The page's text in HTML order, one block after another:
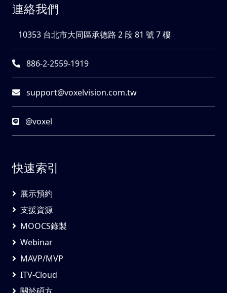
連絡我們
10353 台北市大同區承德路 2 段 81 號 7 樓
886-2-2559-1919
support@voxelvision.com.tw
@voxel
快速索引
展示預約
支援資源
MOOCS錄製
Webinar
MAVP/MVP
ITV-Cloud